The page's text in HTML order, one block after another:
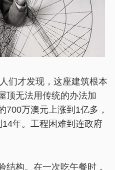
们才发现，这座建筑根本
顶无法用传统的办法加
700万澳元上涨到1亿多，
年。工程困难到连政府
结构。在一次吃午餐时，